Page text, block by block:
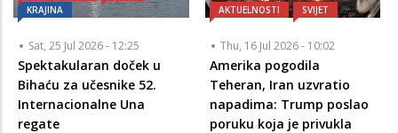
KRAJINA
Sat, 25 Jul 2026 - 12:25
Spektakularan doček u
Bihaću za učesnike 52.
Internacionalne Una
regate
AKTUELNOSTI SVIJET
Thu, 16 Jul 2026 - 10:02
Amerika pogodila
Teheran, Iran uzvratio
napadima: Trump poslao
poruku koja je privukla